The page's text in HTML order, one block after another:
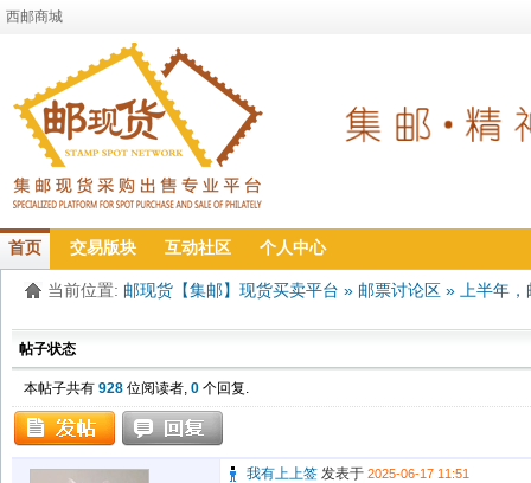
西邮商城
首页 交易版块 互动社区 个人中心
当前位置: 邮现货【集邮】现货买卖平台 » 邮票讨论区 » 上半年
帖子状态
本帖子共有 928 位阅读者, 0 个回复.
我有上上签 发表于 2025-06-17 11:51